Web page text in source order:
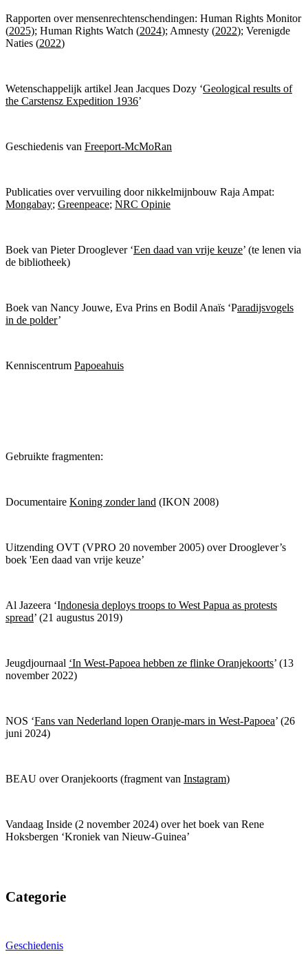
Rapporten over mensenrechtenschendingen: Human Rights Monitor
(2025); Human Rights Watch (2024); Amnesty (2022); Verenigde
Naties (2022)
Wetenschappelijk artikel Jean Jacques Dozy ‘Geological results of
the Carstensz Expedition 1936’
Geschiedenis van Freeport-McMoRan
Publicaties over vervuiling door nikkelmijnbouw Raja Ampat:
Mongabay; Greenpeace; NRC Opinie
Boek van Pieter Drooglever ‘Een daad van vrije keuze’ (te lenen via
de bibliotheek)
Boek van Nancy Jouwe, Eva Prins en Bodil Anaïs ‘Paradijsvogels
in de polder’
Kenniscentrum Papoeahuis
Gebruikte fragmenten:
Documentaire Koning zonder land (IKON 2008)
Uitzending OVT (VPRO 20 november 2005) over Drooglever’s
boek 'Een daad van vrije keuze’
Al Jazeera ‘Indonesia deploys troops to West Papua as protests
spread’ (21 augustus 2019)
Jeugdjournaal ‘In West-Papoea hebben ze flinke Oranjekoorts’ (13
november 2022)
NOS ‘Fans van Nederland lopen Oranje-mars in West-Papoea’ (26
juni 2024)
BEAU over Oranjekoorts (fragment van Instagram)
Vandaag Inside (2 november 2024) over het boek van Rene
Hoksbergen ‘Kroniek van Nieuw-Guinea’
Categorie
Geschiedenis